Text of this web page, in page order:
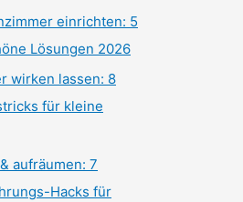
einrichten: 5
Lösungen 2026
wirken lassen: 8
für kleine
aufräumen: 7
Hacks für